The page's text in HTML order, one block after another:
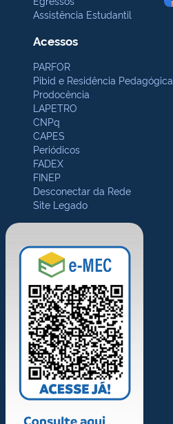
Assistência Estudantil
Acessos
PARFOR
Pibid e Residência Pedagógica
Prodocência
LAPETRO
CNPq
CAPES
Periódicos
FADEX
FINEP
Desconectar da Rede
Site Legado